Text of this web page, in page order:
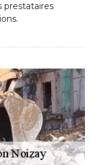
prestataires